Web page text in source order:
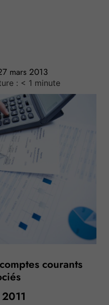
mars 2013
: < 1 minute
courants